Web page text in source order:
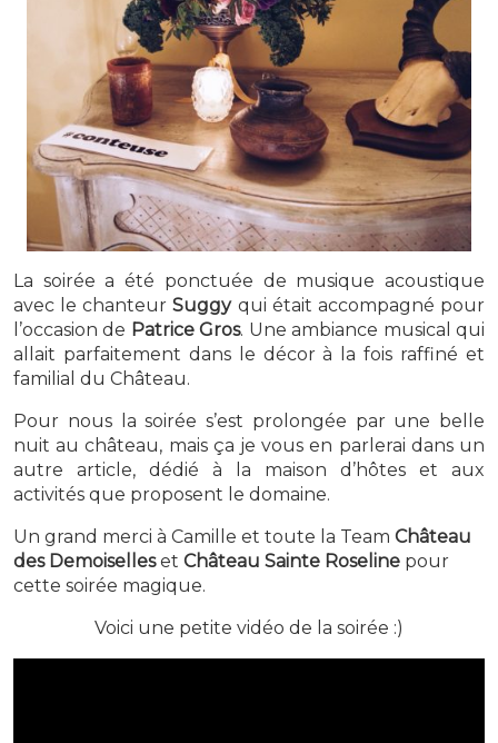
La soirée a été ponctuée de musique acoustique
avec le chanteurSuggyqui était accompagné pour
l’occasion de Patrice Gros. Une ambiance musical qui
allait parfaitement dans le décor à la fois raffiné et
familial du Château.
Pour nous la soirée s’est prolongée par une belle
nuit au château, mais ça je vous en parlerai dans un
autre article, dédié à la maison d’hôtes et aux
activités que proposent le domaine.
Un grand merci à Camille et toute la Team Château
des Demoiselleset Château Sainte Roseline pour
cette soirée magique.
Voici une petite vidéo de la soirée :)